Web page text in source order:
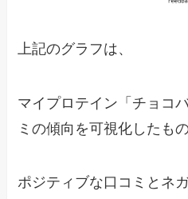
上記のグラフは、
マイプロテイン「チョコ
ミの傾向を可視化したもの
ポジティブな口コミとネ